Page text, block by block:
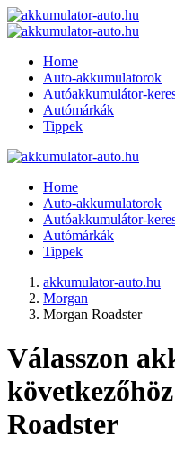
Home
Auto-akkumulatorok
Autóakkumulátor-
Autómárkák
Tippek
Home
Auto-akkumulatorok
Autóakkumulátor-
Autómárkák
Tippek
akkumulator-auto.hu
Morgan
Morgan Roadster
Válasszon
Roadster